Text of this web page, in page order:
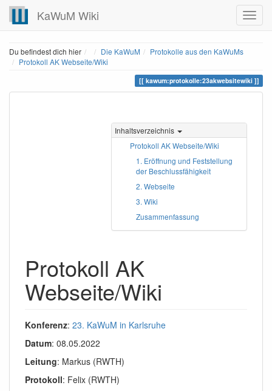
KaWuM Wiki
Du befindest dich hier HomeDie KaWuM
Protokolle aus den KaWuMs
Protokoll AK Webseite/Wiki
kawum:protokolle:23akwebsitewiki
Inhaltsverzeichnis
Protokoll AK Webseite/Wiki
1. Eröffnung und Feststellung
der Beschlussfähigkeit
2. Webseite
3. Wiki
Zusammenfassung
Protokoll AK
Webseite/Wiki
Konferenz: 23. KaWuM in Karlsruhe
Datum: 08.05.2022
Leitung: Markus (RWTH)
Protokoll: Felix (RWTH)